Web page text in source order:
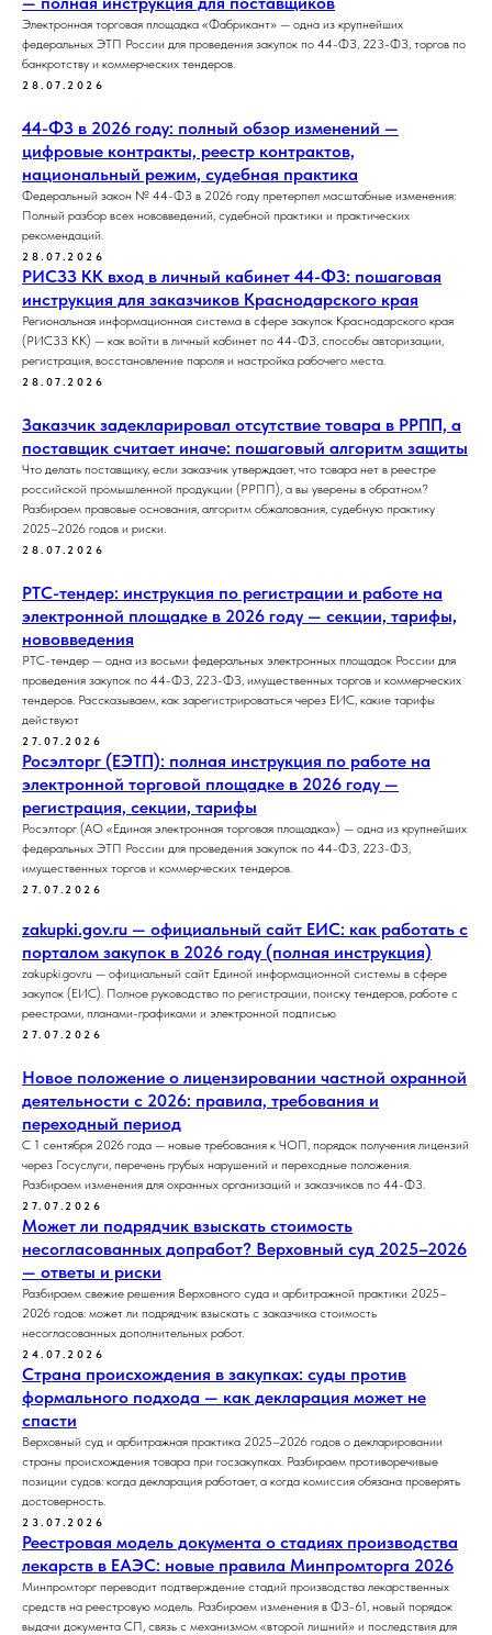
Электронная торговая площадка «Фабрикант» — одна из крупнейших
федеральных ЭТП России для проведения закупок по 44-ФЗ, 223-ФЗ, торгов по
банкротству и коммерческих тендеров.
28.07.2026
44-ФЗ в 2026 году: полный обзор изменений —
цифровые контракты, реестр контрактов,
национальный режим, судебная практика
Федеральный закон № 44-ФЗ в 2026 году претерпел масштабные изменения:
Полный разбор всех нововведений, судебной практики и практических
рекомендаций.
28.07.2026
РИСЗЗ КК вход в личный кабинет 44-ФЗ: пошаговая
инструкция для заказчиков Краснодарского края
Региональная информационная система в сфере закупок Краснодарского края
(РИСЗЗ КК) — как войти в личный кабинет по 44-ФЗ, способы авторизации,
регистрация, восстановление пароля и настройка рабочего места.
28.07.2026
Заказчик задекларировал отсутствие товара в РРПП, а
поставщик считает иначе: пошаговый алгоритм защиты
Что делать поставщику, если заказчик утверждает, что товара нет в реестре
российской промышленной продукции (РРПП), а вы уверены в обратном?
Разбираем правовые основания, алгоритм обжалования, судебную практику
2025–2026 годов и риски.
28.07.2026
РТС-тендер: инструкция по регистрации и работе на
электронной площадке в 2026 году — секции, тарифы,
нововведения
РТС-тендер — одна из восьми федеральных электронных площадок России для
проведения закупок по 44-ФЗ, 223-ФЗ, имущественных торгов и коммерческих
тендеров. Рассказываем, как зарегистрироваться через ЕИС, какие тарифы
действуют
27.07.2026
Росэлторг (ЕЭТП): полная инструкция по работе на
электронной торговой площадке в 2026 году —
регистрация, секции, тарифы
Росэлторг (АО «Единая электронная торговая площадка») — одна из крупнейших
федеральных ЭТП России для проведения закупок по 44-ФЗ, 223-ФЗ,
имущественных торгов и коммерческих тендеров.
27.07.2026
zakupki.gov.ru — официальный сайт ЕИС: как работать с
порталом закупок в 2026 году (полная инструкция)
zakupki.gov.ru — официальный сайт Единой информационной системы в сфере
закупок (ЕИС). Полное руководство по регистрации, поиску тендеров, работе с
реестрами, планами-графиками и электронной подписью
27.07.2026
Новое положение о лицензировании частной охранной
деятельности с 2026: правила, требования и
переходный период
С 1 сентября 2026 года — новые требования к ЧОП, порядок получения лицензий
через Госуслуги, перечень грубых нарушений и переходные положения.
Разбираем изменения для охранных организаций и заказчиков по 44-ФЗ.
27.07.2026
Может ли подрядчик взыскать стоимость
несогласованных допработ? Верховный суд 2025–2026
— ответы и риски
Разбираем свежие решения Верховного суда и арбитражной практики 2025–
2026 годов: может ли подрядчик взыскать с заказчика стоимость
несогласованных дополнительных работ.
24.07.2026
Страна происхождения в закупках: суды против
формального подхода — как декларация может не
спасти
Верховный суд и арбитражная практика 2025–2026 годов о декларировании
страны происхождения товара при госзакупках. Разбираем противоречивые
позиции судов: когда декларация работает, а когда комиссия обязана проверять
достоверность.
23.07.2026
Реестровая модель документа о стадиях производства
лекарств в ЕАЭС: новые правила Минпромторга 2026
Минпромторг переводит подтверждение стадий производства лекарственных
средств на реестровую модель. Разбираем изменения в ФЗ-61, новый порядок
выдачи документа СП, связь с механизмом «второй лишний» и последствия для